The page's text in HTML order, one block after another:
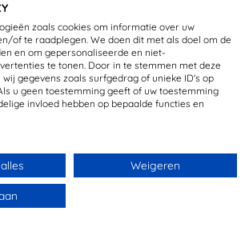
OpstapmetLisa (registered trademark)
Rijswijk
IN JE MAILBOX? MELD JE AAN VOOR
zoals cookies om informatie over uw
of te raadplegen. We doen dit met als doel om de
en om gepersonaliseerde en niet-
te tonen. Door in te stemmen met deze
gegevens zoals surfgedrag of unieke ID's op
u geen toestemming geeft of uw toestemming
invloed hebben op bepaalde functies en
Weigeren